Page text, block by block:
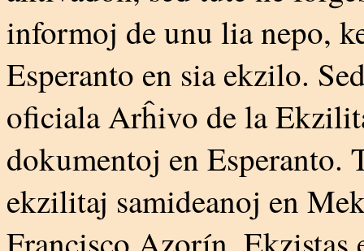
informoj de unu lia nepo,
Esperanto en sia ekzilo.
oficiala Arĥivo de la
dokumentoj en Esperanto.
ekzilitaj samideanoj en